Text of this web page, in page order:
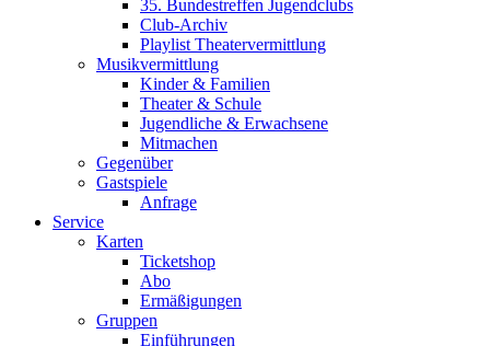
35. Bundestreffen Jugendclubs
Club-Archiv
Playlist Theatervermittlung
Musikvermittlung
Kinder & Familien
Theater & Schule
Jugendliche & Erwachsene
Mitmachen
Gegenüber
Gastspiele
Anfrage
Service
Karten
Ticketshop
Abo
Ermäßigungen
Gruppen
Einführungen